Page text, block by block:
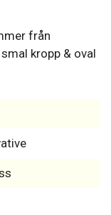
från
kropp & oval